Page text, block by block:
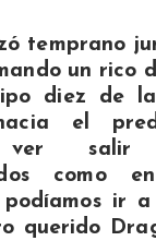
temprano
un rico
diez de la
el
ver
como
podíamos ir
querido